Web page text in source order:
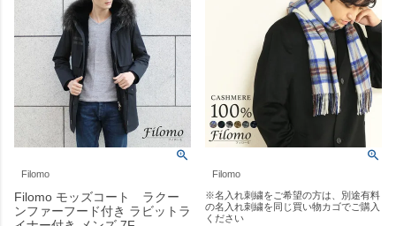
Filomo
Filomo モッズコート ラクー
ンファーフード付き ラビットラ
Filomo
※名入れ刺繍をご希望の方は、別途有料
の名入れ刺繍を同じ買い物カゴでご購入
ください